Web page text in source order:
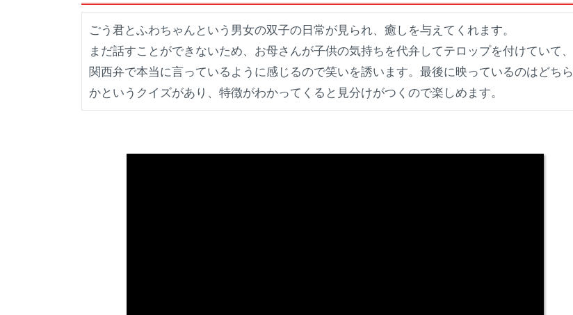
ごう君とふわちゃんという男女の双子の日常が見られ、癒しを与えてくれます。
まだ話すことができないため、お母さんが子供の気持ちを代弁してテロップを付けていて、
関西弁で本当に言っているように感じるので笑いを誘います。最後に映っているのはどちら
かというクイズがあり、特徴がわかってくると見分けがつくので楽しめます。